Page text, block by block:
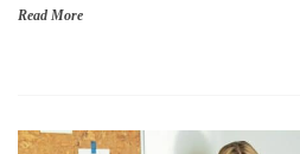
Read More